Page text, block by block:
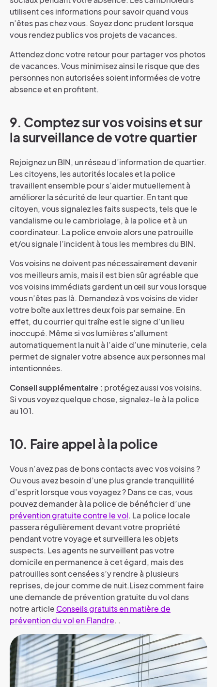
utilisent ces informations pour savoir quand vous
n’êtes pas chez vous. Soyez donc prudent lorsque
vous rendez publics vos projets de vacances.
Attendez donc votre retour pour partager vos photos
de vacances. Vous minimisez ainsi le risque que des
personnes non autorisées soient informées de votre
absence et en profitent.
9. Comptez sur vos voisins et sur
la surveillance de votre quartier
Rejoignez un BIN, un réseau d’information de quartier.
Les citoyens, les autorités locales et la police
travaillent ensemble pour s’aider mutuellement à
améliorer la sécurité de leur quartier. En tant que
citoyen, vous signalez les faits suspects, tels que le
vandalisme ou le cambriolage, à la police et à un
coordinateur. La police envoie alors une patrouille
et/ou signale l’incident à tous les membres du BIN.
Vos voisins ne doivent pas nécessairement devenir
vos meilleurs amis, mais il est bien sûr agréable que
vos voisins immédiats gardent un œil sur vous lorsque
vous n’êtes pas là. Demandez à vos voisins de vider
votre boîte aux lettres deux fois par semaine. En
effet, du courrier qui traîne est le signe d’un lieu
inoccupé. Même si vos lumières s’allument
automatiquement la nuit à l’aide d’une minuterie, cela
permet de signaler votre absence aux personnes mal
intentionnées.
Conseil supplémentaire : protégez aussi vos voisins.
Si vous voyez quelque chose, signalez-le à la police
au 101.
10. Faire appel à la police
Vous n’avez pas de bons contacts avec vos voisins ?
Ou vous avez besoin d’une plus grande tranquillité
d’esprit lorsque vous voyagez ? Dans ce cas, vous
pouvez demander à la police de bénéficier d’une
prévention gratuite contre le vol. La police locale
passera régulièrement devant votre propriété
pendant votre voyage et surveillera les objets
suspects. Les agents ne surveillent pas votre
domicile en permanence à cet égard, mais des
patrouilles sont censées s’y rendre à plusieurs
reprises, de jour comme de nuit.Lisez comment faire
une demande de prévention gratuite du vol dans
notre article Conseils gratuits en matière de
prévention du vol en Flandre. .